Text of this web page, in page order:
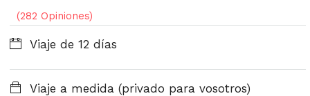
(282 Opiniones)
Viaje de 12 días
Viaje a medida (privado para vosotros)